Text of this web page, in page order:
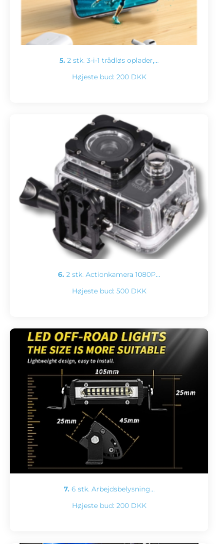
5. 2 stk. 3-i-1 trådløs oplader,…
Højeste bud: 200 DKK
6. 2 stk. Actionkamera 1080P…
Højeste bud: 500 DKK
7. 6 stk. Arbejdsbelysning…
Højeste bud: 200 DKK